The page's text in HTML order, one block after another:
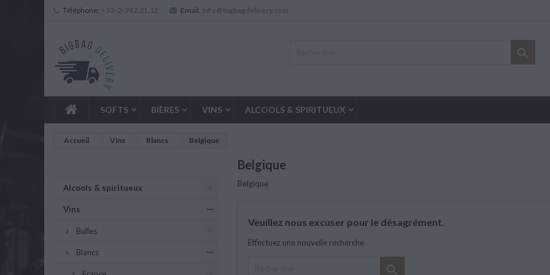
Téléphone: +32-2-742.21.12 Email: info@bigbagdelivery.com

SOFTS BIÈRES VINS ALCOOLS & SPIRITUEUX
Accueil Vins Blancs Belgique
Alcools & spiritueux
Vins
Bulles
Blancs
Belgique
Belgique
Veuillez nous excuser pour le désagrément.
Effectuez une nouvelle recherche
